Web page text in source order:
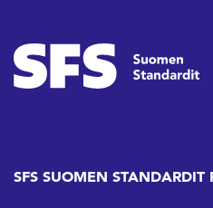
SFS SUOMEN STANDARDIT